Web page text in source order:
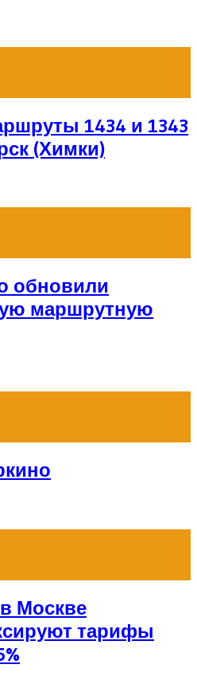
1434 и 1343
(Химки)
обновили
маршрутную
Москве
тарифы